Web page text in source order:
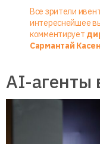
Все зрители
интереснейшее
комментирует
Сармантай
AI-агенты